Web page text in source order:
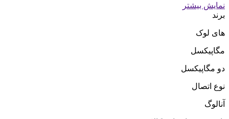
نمایش بیشتر
برند
های لوک
مگاپیکسل
دو مگاپیکسل
نوع اتصال
آنالوگ